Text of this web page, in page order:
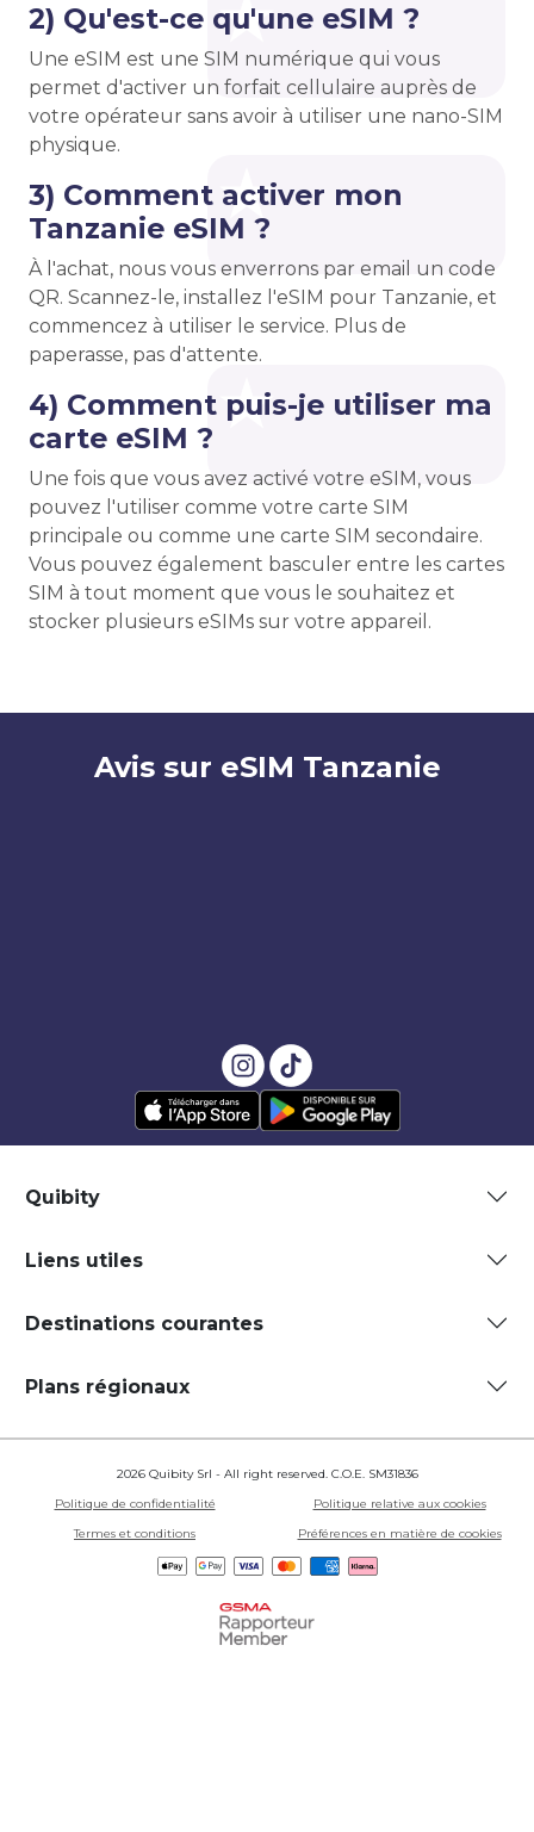
2) Qu'est-ce qu'une eSIM ?
Une eSIM est une SIM numérique qui vous
permet d'activer un forfait cellulaire auprès de
votre opérateur sans avoir à utiliser une nano-SIM
physique.
3) Comment activer mon
Tanzanie eSIM ?
À l'achat, nous vous enverrons par email un code
QR. Scannez-le, installez l'eSIM pour Tanzanie, et
commencez à utiliser le service. Plus de
paperasse, pas d'attente.
4) Comment puis-je utiliser ma
carte eSIM ?
Une fois que vous avez activé votre eSIM, vous
pouvez l'utiliser comme votre carte SIM
principale ou comme une carte SIM secondaire.
Vous pouvez également basculer entre les cartes
SIM à tout moment que vous le souhaitez et
stocker plusieurs eSIMs sur votre appareil.
Avis sur eSIM Tanzanie
Quibity
Liens utiles
Destinations courantes
Plans régionaux
2026 Quibity Srl - All right reserved. C.O.E. SM31836
Politique de confidentialité
Politique relative aux cookies
Termes et conditions
Préférences en matière de cookies